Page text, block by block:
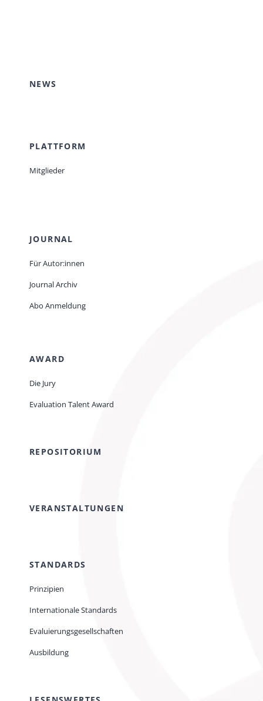
NEWS
PLATTFORM
Mitglieder
JOURNAL
Für Autor:innen
Journal Archiv
Abo Anmeldung
AWARD
Die Jury
Evaluation Talent Award
REPOSITORIUM
VERANSTALTUNGEN
STANDARDS
Prinzipien
Internationale Standards
Evaluierungsgesellschaften
Ausbildung